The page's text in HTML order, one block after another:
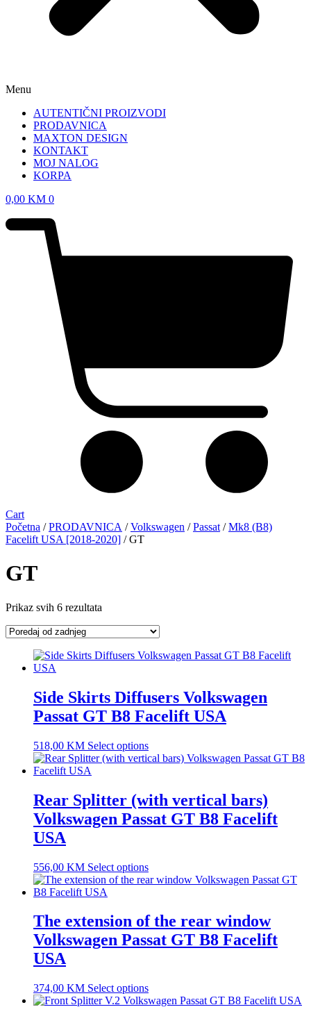
Menu
AUTENTIČNI PROIZVODI
PRODAVNICA
MAXTON DESIGN
KONTAKT
MOJ NALOG
KORPA
0,00 KM 0
Cart
Početna /PRODAVNICA /Volkswagen /Passat /Mk8 (B8)
Facelift USA [2018-2020] / GT
GT
Prikaz svih 6 rezultata
Side Skirts Diffusers Volkswagen
Passat GT B8 Facelift USA
518,00 KM Select options
Rear Splitter (with vertical bars)
Volkswagen Passat GT B8 Facelift
USA
556,00 KM Select options
The extension of the rear window
Volkswagen Passat GT B8 Facelift
USA
374,00 KM Select options